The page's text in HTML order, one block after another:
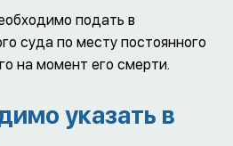
права на наследство и
споры.
подать в
суда по месту постоянного
на момент его смерти.
указать в